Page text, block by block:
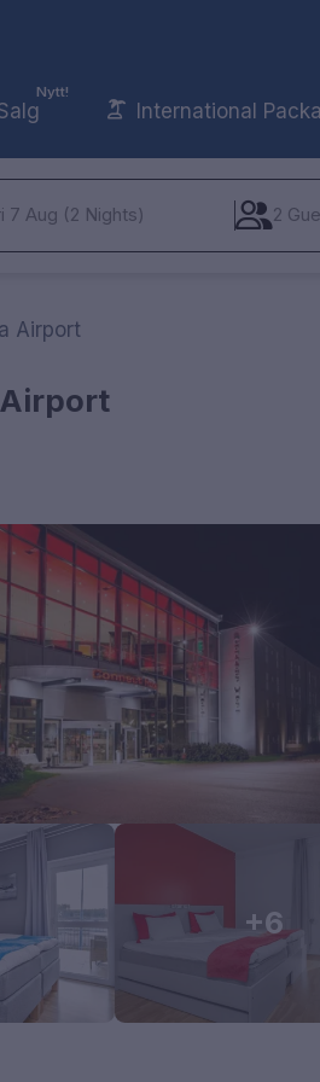
Nytt!
International
7 Aug (2 Nights) 2
Airport
+6